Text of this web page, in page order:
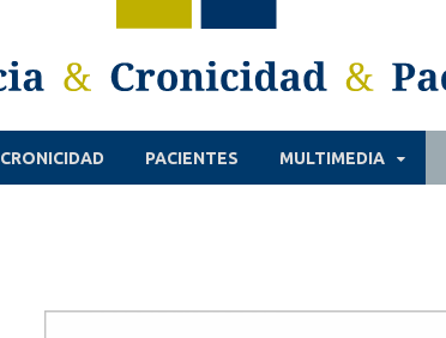
CRONICIDAD PACIENTES MULTIMEDIA